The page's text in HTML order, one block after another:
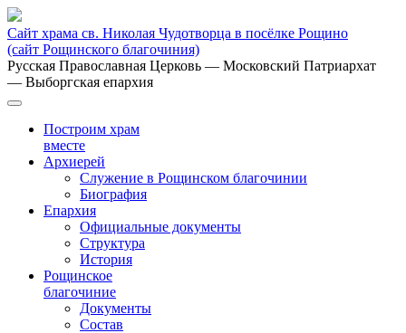
Сайт храма св. Николая Чудотворца в посёлке Рощино
(сайт Рощинского благочиния)
Русская Православная Церковь — Московский Патриархат
— Выборгская епархия
Построим храм
вместе
Архиерей
Служение в Рощинском благочинии
Биография
Епархия
Официальные документы
Структура
История
Рощинское
благочиние
Документы
Состав